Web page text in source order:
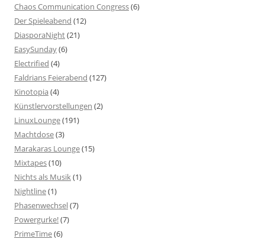
Chaos Communication Congress(6)
Der Spieleabend (12)
DiasporaNight(21)
EasySunday(6)
Electrified (4)
Faldrians Feierabend (127)
Kinotopia(4)
Künstlervorstellungen (2)
LinuxLounge(191)
Machtdose(3)
Marakaras Lounge(15)
Mixtapes(10)
Nichts als Musik(1)
Nightline(1)
Phasenwechsel(7)
Powergurke!(7)
PrimeTime(6)